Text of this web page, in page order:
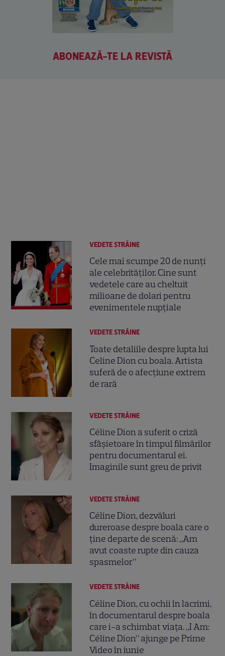
ABONEAZĂ-TE LA REVISTĂ
VEDETE STRĂINE
Cele mai scumpe 20 de nunți
ale celebrităților. Cine sunt
vedetele care au cheltuit
milioane de dolari pentru
evenimentele nupțiale
VEDETE STRĂINE
Toate detaliile despre lupta lui
Celine Dion cu boala. Artista
suferă de o afecțiune extrem
de rară
VEDETE STRĂINE
Céline Dion a suferit o criză
sfâșietoare în timpul filmărilor
pentru documentarul ei.
Imaginile sunt greu de privit
VEDETE STRĂINE
Céline Dion, dezvăluri
dureroase despre boala care o
ține departe de scenă: „Am
avut coaste rupte din cauza
spasmelor”
VEDETE STRĂINE
Céline Dion, cu ochii în lacrimi,
în documentarul despre boala
care i-a schimbat viața. „I Am:
Céline Dion” ajunge pe Prime
Video în iunie